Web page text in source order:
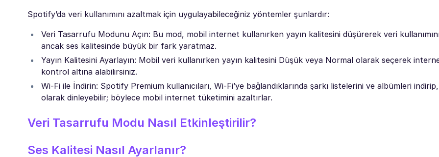
Spotify’da veri kullanımını azaltmak için uygulayabileceğiniz yöntemler şunlardır:
Veri Tasarrufu Modunu Açın: Bu mod, mobil internet kullanırken yayın kalitesini düşürerek veri
ancak ses kalitesinde büyük bir fark yaratmaz.
Yayın Kalitesini Ayarlayın: Mobil veri kullanırken yayın kalitesini Düşük veya Normal olarak seçerek
kontrol altına alabilirsiniz.
Wi-Fi ile İndirin: Spotify Premium kullanıcıları, Wi-Fi’ye bağlandıklarında şarkı listelerini ve albümleri
olarak dinleyebilir; böylece mobil internet tüketimini azaltırlar.
Veri Tasarrufu Modu Nasıl Etkinleştirilir?
Ses Kalitesi Nasıl Ayarlanır?